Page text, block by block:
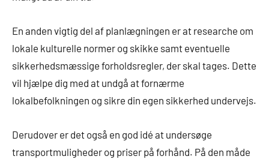
En anden vigtig del af planlægningen er at researche om
lokale kulturelle normer og skikke samt eventuelle
sikkerhedsmæssige forholdsregler, der skal tages. Dette
vil hjælpe dig med at undgå at fornærme
lokalbefolkningen og sikre din egen sikkerhed undervejs.
Derudover er det også en god idé at undersøge
transportmuligheder og priser på forhånd. På den måde